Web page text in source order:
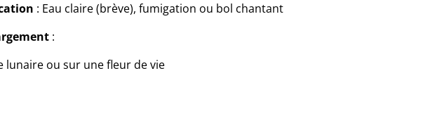
: Eau claire (brève), fumigation ou bol chantant
:
lunaire ou sur une fleur de vie